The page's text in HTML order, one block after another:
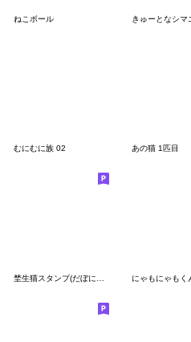
ねこボール きゅーとなシマ
むにむに族 02 あの猫 1匹目
にゃもにゃもく